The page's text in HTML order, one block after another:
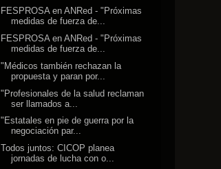
FESPROSA en ANRed - "Próximas
medidas de fuerza de...
FESPROSA en ANRed - "Próximas
medidas de fuerza de...
"Médicos también rechazan la
propuesta y paran por...
"Profesionales de la salud reclaman
ser llamados a...
"Estatales en pie de guerra por la
negociación par...
Todos juntos: CICOP planea
jornadas de lucha con o...